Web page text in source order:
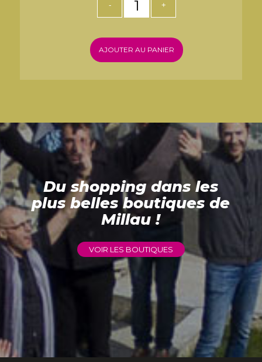
AJOUTER AU PANIER
Du shopping dans les
plus belles boutiques de
Millau !
VOIR LES BOUTIQUES